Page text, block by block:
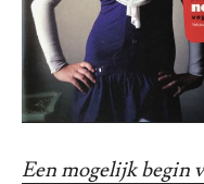
Een mogelijk begin